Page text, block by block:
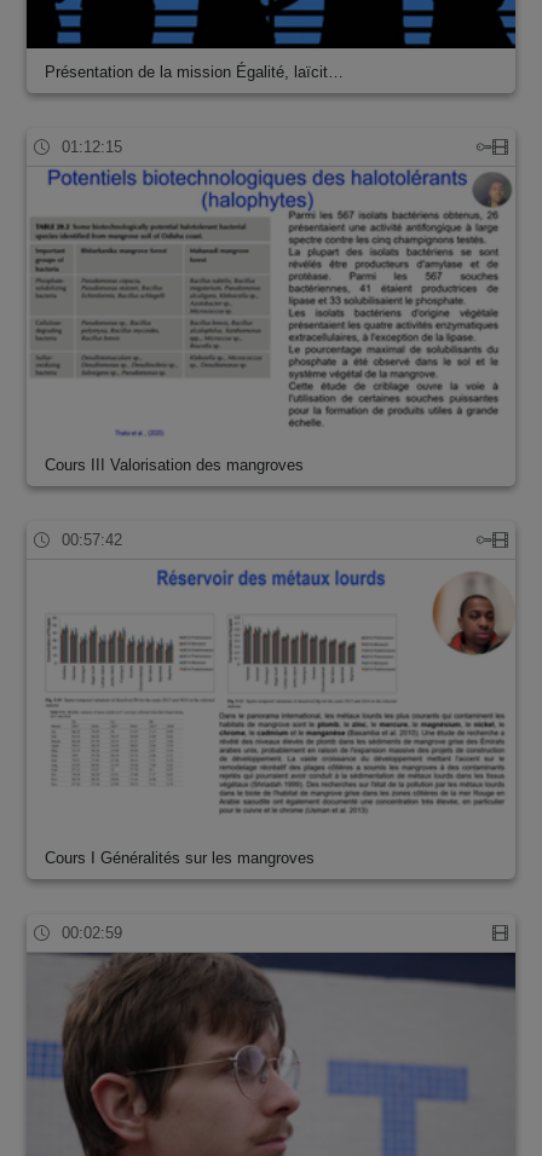
Présentation de la mission Égalité, laïcit…
01:12:15
Cours III Valorisation des mangroves
00:57:42
Cours I Généralités sur les mangroves
00:02:59